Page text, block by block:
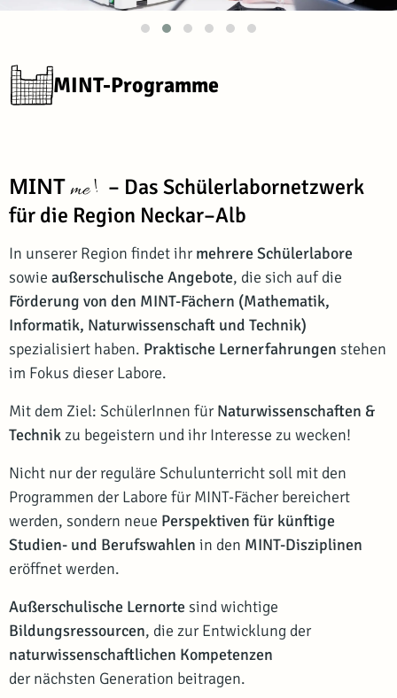
MINT-Programme
MINTme! – Das Schülerlabornetzwerk
für die Region Neckar–Alb
In unserer Region findet ihrmehrere Schülerlabore
sowie außerschulische Angebote, die sich auf die
Förderung von den MINT-Fächern (Mathematik,
Informatik, Naturwissenschaft und Technik)
spezialisiert haben. Praktische Lernerfahrungen stehen
im Fokus dieser Labore.
Mit dem Ziel: SchülerInnen fürNaturwissenschaften &
Technikzu begeistern und ihr Interesse zu wecken!
Nicht nur der reguläre Schulunterricht soll mit den
Programmen der Labore für MINT-Fächer bereichert
werden, sondern neue Perspektiven für künftige
Studien- und Berufswahlen in den MINT-Disziplinen
eröffnet werden.
Außerschulische Lernorte sind wichtige
Bildungsressourcen, die zur Entwicklung der
naturwissenschaftlichen Kompetenzen
der nächsten Generation beitragen.